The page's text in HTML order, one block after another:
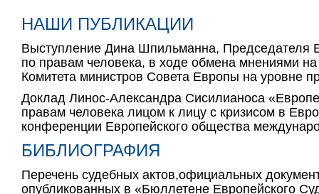
НАШИ ПУБЛИКАЦИИ
Выступление Дина Шпильманна, Председателя
по правам человека, в ходе обмена мнениями
Комитета министров Совета Европы на уровне
Доклад Линос-Александра Сисилианоса
правам человека лицом к лицу с кризисом в
конференции Европейского общества
БИБЛИОГРАФИЯ
Перечень судебных актов,официальных
опубликованных в «Бюллетене Европейского